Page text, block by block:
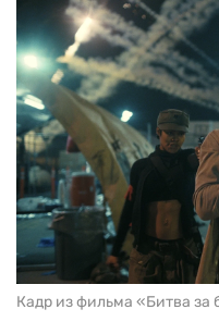
Кадр из фильма «Битва за